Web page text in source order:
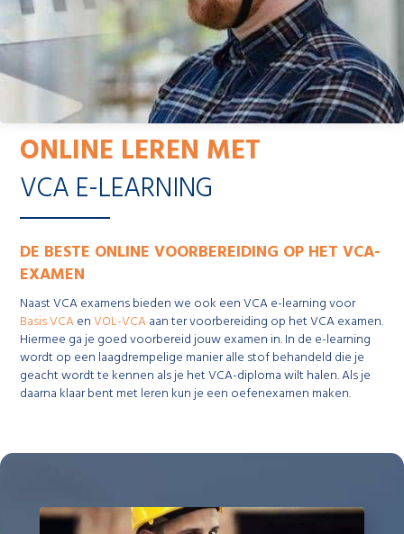
ONLINE LEREN MET
VCA E-LEARNING
DE BESTE ONLINE VOORBEREIDING OP HET VCA-
EXAMEN
Naast VCA examens bieden we ook een VCA e-learning voor
Basis VCAenVOL-VCAaan ter voorbereiding op het VCA examen.
Hiermee ga je goed voorbereid jouw examen in. In de e-learning
wordt op een laagdrempelige manier alle stof behandeld die je
geacht wordt te kennen als je het VCA-diploma wilt halen. Als je
daarna klaar bent met leren kun je een oefenexamen maken.